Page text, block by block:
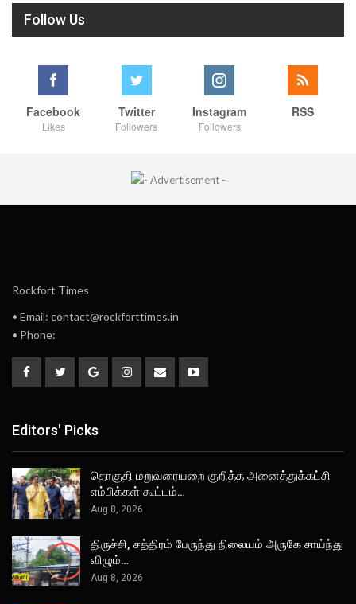
Follow Us
Facebook
Likes
Twitter
Followers
Instagram
Followers
RSS
Rockfort Times
• Email: contact@rockforttimes.in
• Phone:
Editors' Picks
தொகுதி மறுவரையறை குறித்த அனைத்துக்கட்சி
எம்பிக்கள் கூட்டம்…
Aug 8, 2026
திருச்சி, சத்திரம் பேருந்து நிலையம் அருகே சாய்ந்து
விழும்…
Aug 8, 2026